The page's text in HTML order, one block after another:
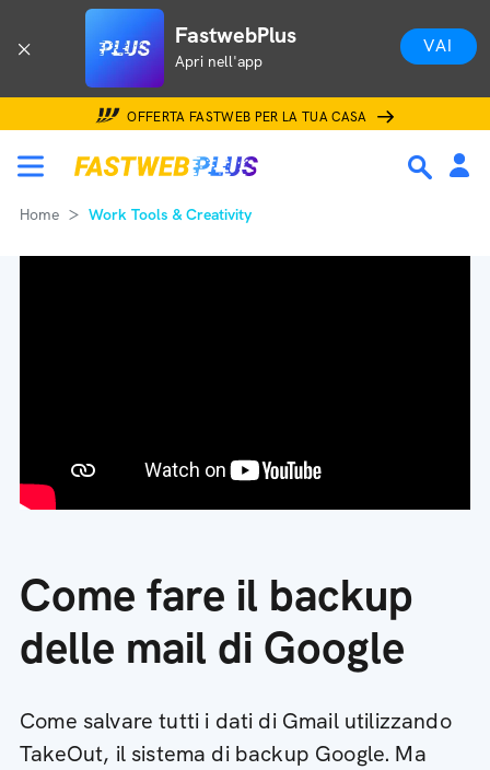
FastwebPlus
Apri nell'app
VAI
OFFERTA FASTWEB PER LA TUA CASA
Home Work Tools & Creativity
Come fare il backup
delle mail di Google
Come salvare tutti i dati di Gmail utilizzando
TakeOut, il sistema di backup Google. Ma